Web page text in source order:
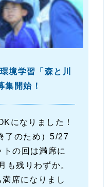
境学習「森と川
集開始！
になりました！
了のため）5/27
の回は満席に
も残りわずか。
席になりまし